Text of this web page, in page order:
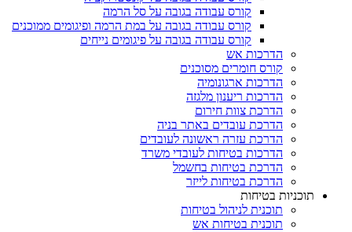
קורס עבודה בגובה על סל הרמה
קורס עבודה בגובה על במת הרמה ופיגומים ממוכנים
קורס עבודה בגובה על פיגומים נייחים
הדרכות אש
קורס חומרים מסוכנים
הדרכות ארגונומיה
הדרכות ריענון מלגזה
הדרכת צוות חירום
הדרכת עובדים באתר בניה
הדרכת עזרה ראשונה לעובדים
הדרכות בטיחות לעובדי משרד
הדרכת בטיחות בחשמל
הדרכת בטיחות לייזר
תוכניות בטיחות
תוכנית לניהול בטיחות
תוכנית בטיחות אש